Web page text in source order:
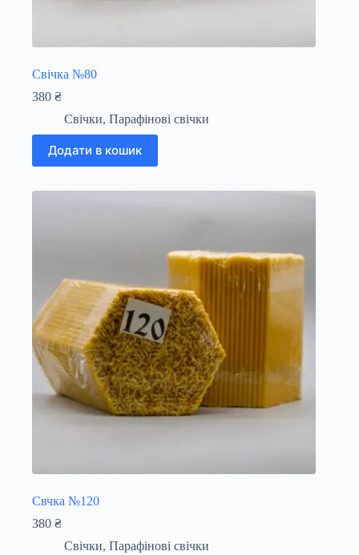
Свічка №80
380 ₴
Свічки, Парафінові свічки
Додати в кошик
Свчка №120
380 ₴
Свічки, Парафінові свічки